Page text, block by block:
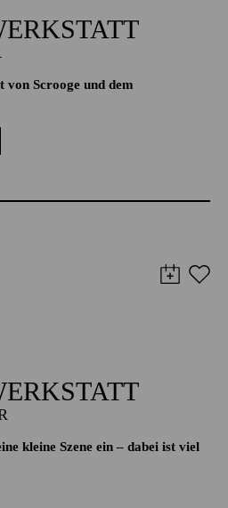
von Scrooge und dem
kleine Szene ein – dabei ist viel